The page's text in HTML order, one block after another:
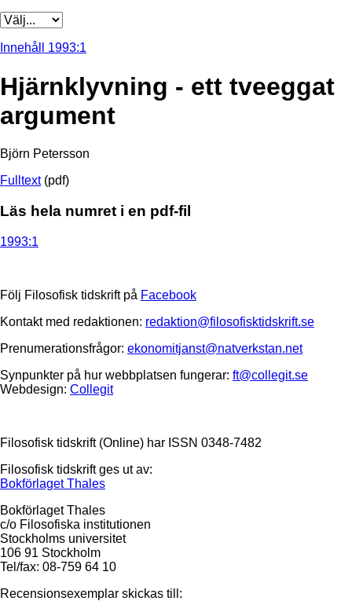
Innehåll 1993:1
Hjärnklyvning - ett tveeggat
argument
Björn Petersson
Fulltext(pdf)
Läs hela numret i en pdf-fil
1993:1
Följ Filosofisk tidskrift på Facebook
Kontakt med redaktionen: redaktion@filosofisktidskrift.se
Prenumerationsfrågor: ekonomitjanst@natverkstan.net
Synpunkter på hur webbplatsen fungerar: ft@collegit.se
Webdesign: Collegit
Filosofisk tidskrift (Online) har ISSN 0348-7482
Filosofisk tidskrift ges ut av:
Bokförlaget Thales
Bokförlaget Thales
c/o Filosofiska institutionen
Stockholms universitet
106 91 Stockholm
Tel/fax: 08-759 64 10
Recensionsexemplar skickas till: